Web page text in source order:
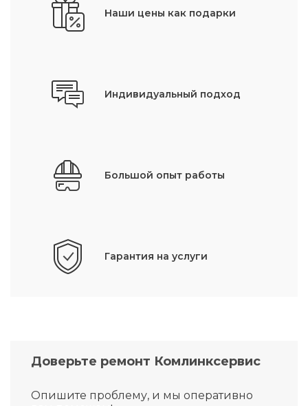
Наши цены как подарки
Индивидуальный подход
Большой опыт работы
Гарантия на услуги
Доверьте ремонт Комлинксервис
Опишите проблему, и мы оперативно